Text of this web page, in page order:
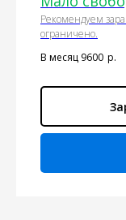
Рекомендуем
ограничено.
В месяц 9600 р.